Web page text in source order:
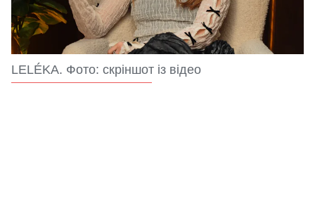
LELÉKA. Фото: скріншот із відео